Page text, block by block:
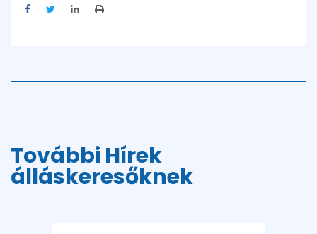
További Hírek
álláskeresőknek